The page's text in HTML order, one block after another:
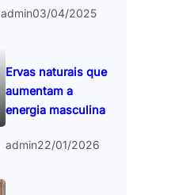
admin03/04/2025
Ervas naturais que
aumentam a
energia masculina
admin22/01/2026